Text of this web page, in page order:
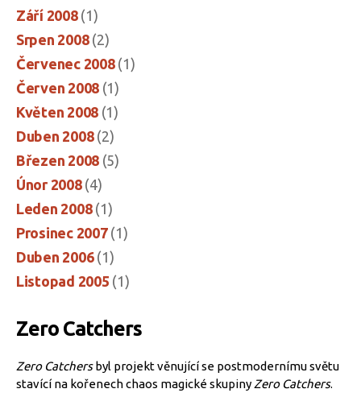
Září 2008(1)
Srpen 2008(2)
Červenec 2008(1)
Červen 2008 (1)
Květen 2008 (1)
Duben 2008(2)
Březen 2008 (5)
Únor 2008(4)
Leden 2008(1)
Prosinec 2007(1)
Duben 2006(1)
Listopad 2005 (1)
Zero Catchers
Zero Catchersbyl projekt věnující se postmodernímu světu
stavící na kořenech chaos magické skupiny Zero Catchers.